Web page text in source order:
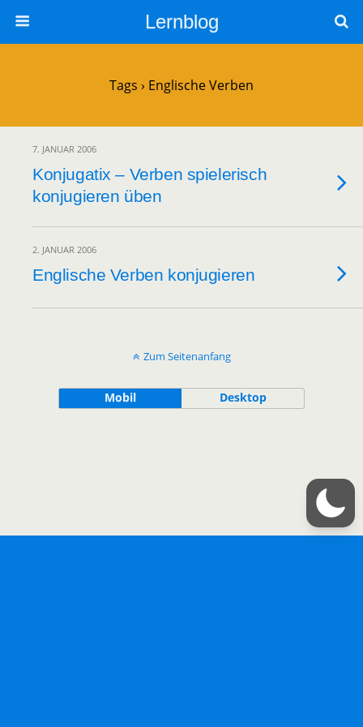
Lernblog
Tags › Englische Verben
7. JANUAR 2006
Konjugatix – Verben spielerisch
konjugieren üben
2. JANUAR 2006
Englische Verben konjugieren
Zum Seitenanfang
Mobil Desktop